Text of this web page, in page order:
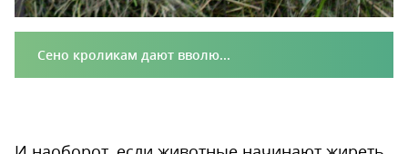
Сено кроликам дают вволю...